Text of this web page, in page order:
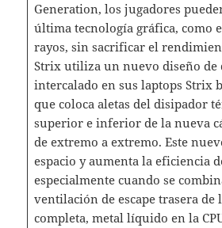
Generation, los jugadores
última tecnología gráfica, como
rayos, sin sacrificar el
Strix utiliza un nuevo diseño de
intercalado en sus laptops Strix
que coloca aletas del disipador
superior e inferior de la nueva
de extremo a extremo. Este
espacio y aumenta la eficiencia
especialmente cuando se
ventilación de escape trasera de
completa, metal líquido en la